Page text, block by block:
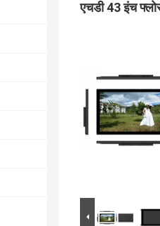
एचडी 43 इंच